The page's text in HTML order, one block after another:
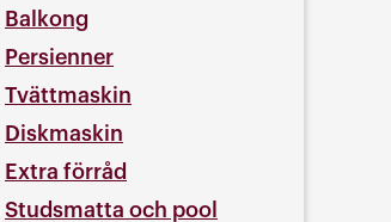
Balkong
Persienner
Tvättmaskin
Diskmaskin
Extra förråd
Studsmatta och pool